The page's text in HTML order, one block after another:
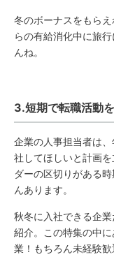
冬のボーナスをもら
らの有給消化中に旅
んね。
3.短期で転職活動
企業の人事担当者は
社してほしいと計画
ダーの区切りがある
んあります。
秋冬に入社できる企
紹介。この特集の中
業！もちろん未経験